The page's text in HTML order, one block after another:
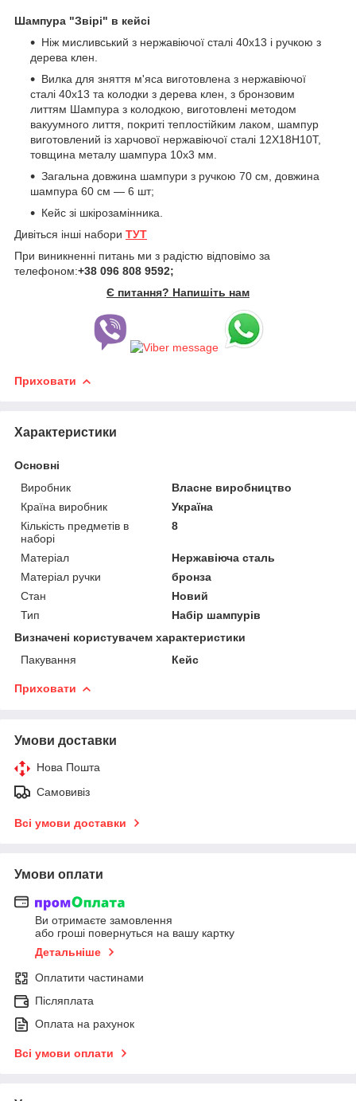
Шампура "Звірі" в кейсі
Ніж мисливський з нержавіючої сталі 40х13 і ручкою з
дерева клен.
Вилка для зняття м'яса виготовлена з нержавіючої
сталі 40х13 та колодки з дерева клен, з бронзовим
литтям Шампура з колодкою, виготовлені методом
вакуумного лиття, покриті теплостійким лаком, шампур
виготовлений із харчової нержавіючої сталі 12Х18Н10Т,
товщина металу шампура 10х3 мм.
Загальна довжина шампури з ручкою 70 см, довжина
шампура 60 см — 6 шт;
Кейс зі шкірозамінника.
Дивіться інші набори ТУТ
При виникненні питань ми з радістю відповімо за
телефоном:+38 096 808 9592;
Є питання? Напишіть нам
Приховати
Характеристики
Основні
Виробник
Власне виробництво
Країна виробник
Україна
Кількість предметів в
наборі
8
Матеріал
Нержавіюча сталь
Матеріал ручки
бронза
Стан
Новий
Тип
Набір шампурів
Визначені користувачем характеристики
Пакування
Кейс
Приховати
Умови доставки
Нова Пошта
Самовивіз
Всі умови доставки
Умови оплати
Ви отримаєте замовлення
або гроші повернуться на вашу картку
Детальніше
Оплатити частинами
Післяплата
Оплата на рахунок
Всі умови оплати